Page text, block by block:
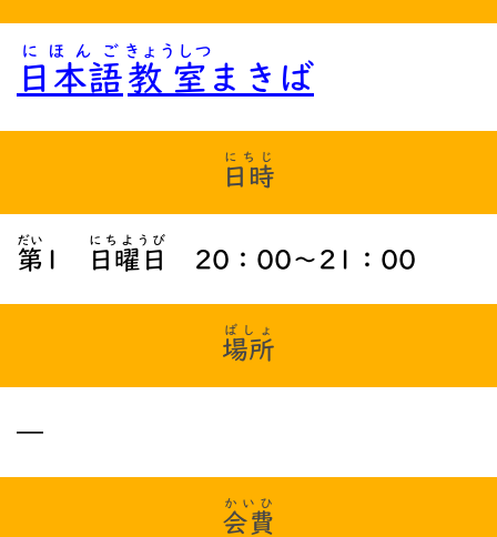
日本語
にほんご
教室
きょうしつ
まきば
日時
にちじ
第
だい
1 日曜日
にちようび
20：00〜21：00
場所
ばしょ
―
会費
かいひ